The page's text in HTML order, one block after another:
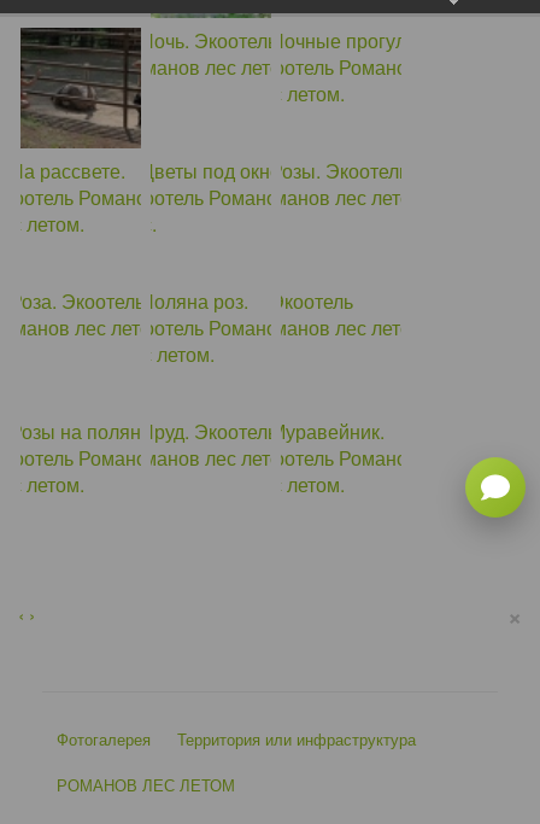
‹ › ×
Фотогалерея
Территория или инфраструктура
РОМАНОВ ЛЕС ЛЕТОМ